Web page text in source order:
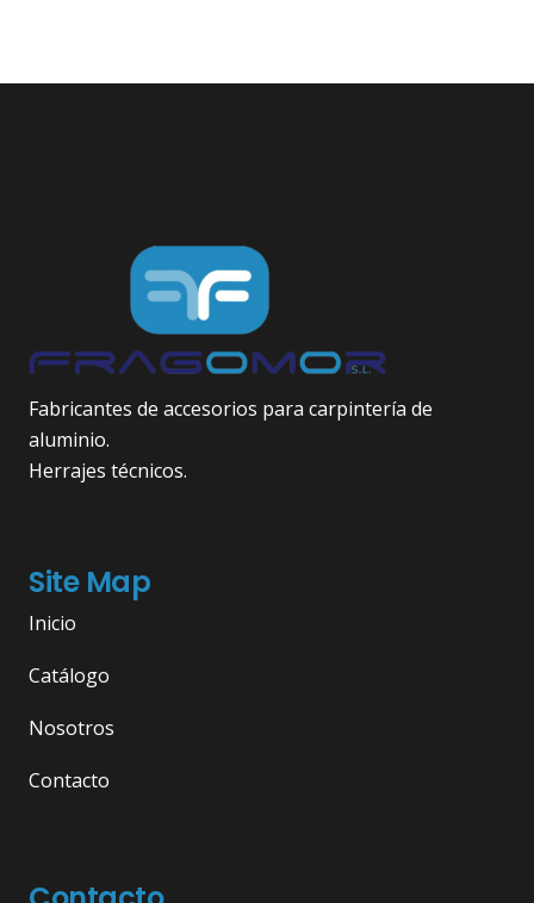
Fabricantes de accesorios para carpintería de
aluminio.
Herrajes técnicos.
Site Map
Inicio
Catálogo
Nosotros
Contacto